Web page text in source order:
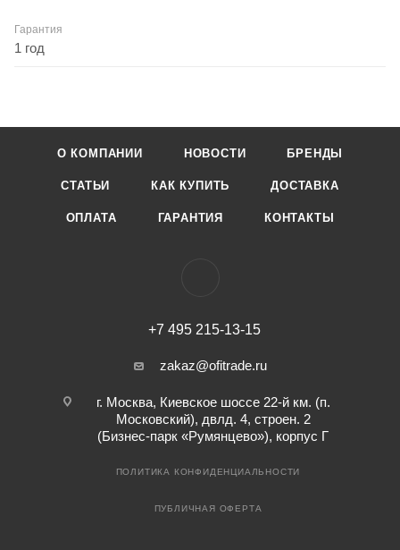
Гарантия
1 год
О КОМПАНИИ НОВОСТИ БРЕНДЫ
СТАТЬИ КАК КУПИТЬ ДОСТАВКА
ОПЛАТА ГАРАНТИЯ КОНТАКТЫ
+7 495 215-13-15
zakaz@ofitrade.ru
г. Москва, Киевское шоссе 22-й км. (п.
Московский), двлд. 4, строен. 2
(Бизнес-парк «Румянцево»), корпус Г
ПОЛИТИКА КОНФИДЕНЦИАЛЬНОСТИ
ПУБЛИЧНАЯ ОФЕРТА